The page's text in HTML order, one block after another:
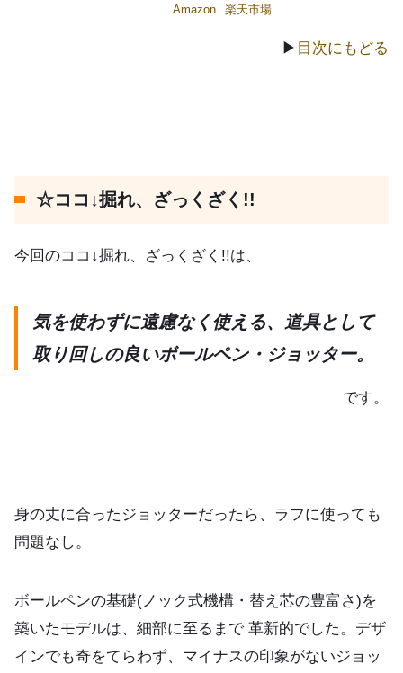
Amazon 楽天市場
▶ 目次にもどる
☆ココ↓掘れ、ざっくざく!!
今回のココ↓掘れ、ざっくざく!!は、
気を使わずに遠慮なく使える、道具として
取り回しの良いボールペン・ジョッター。
です。
身の丈に合ったジョッターだったら、ラフに使っても
問題なし。
ボールペンの基礎(ノック式機構・替え芯の豊富さ)を
築いたモデルは、細部に至るまで 革新的でした。デザ
インでも奇をてらわず、マイナスの印象がないジョッ